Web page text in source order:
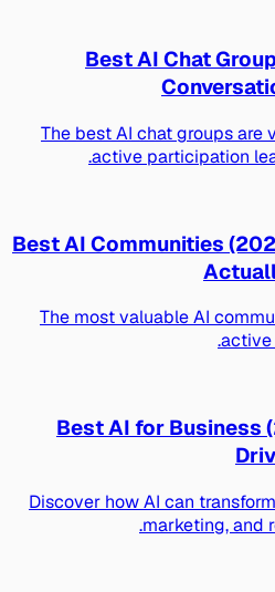
Best AI Chat
The best AI chat groups
active participation
Best AI Communities
The most valuable AI
Best AI for
Discover how AI can
marketing, and